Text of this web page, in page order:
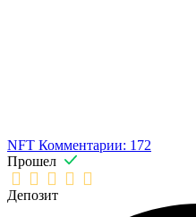
NFT Комментарии: 172
Прошел
Депозит